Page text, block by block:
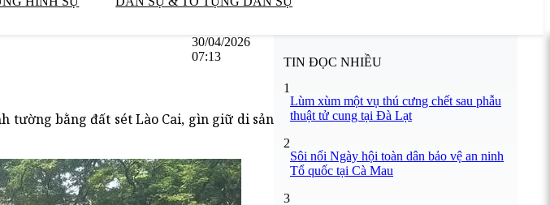
30/04/2026
07:13
tường bằng đất sét Lào Cai, gìn giữ di sản
TIN ĐỌC NHIỀU
1
Lùm xùm một vụ thú cưng chết sau phẫu
thuật tử cung tại Đà Lạt
2
Sôi nổi Ngày hội toàn dân bảo vệ an ninh
Tổ quốc tại Cà Mau
3